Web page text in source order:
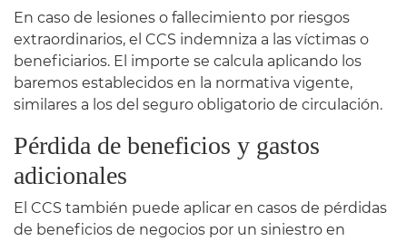
En caso de lesiones o fallecimiento por riesgos
extraordinarios, el CCS indemniza a las víctimas o
beneficiarios. El importe se calcula aplicando los
baremos establecidos en la normativa vigente,
similares a los del seguro obligatorio de circulación.
Pérdida de beneficios y gastos
adicionales
El CCS también puede aplicar en casos de pérdidas
de beneficios de negocios por un siniestro en